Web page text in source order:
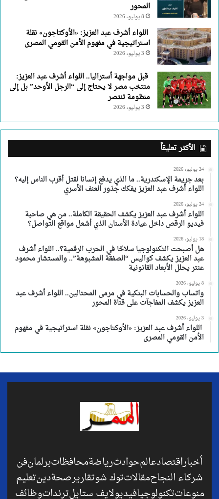
المحور
8 يوليو، 2026
اللواء أشرف عبد العزيز: «الأوكتاجون» نقلة
استراتيجية في مفهوم الأمن القومي المصرى
3 يوليو، 2026
قبل مواجهة أستراليا.. اللواء أشرف عبد العزيز:
منتخب مصر لا يحتاج إلى “الرجل الأوحد” بل إلى
منظومة تنتصر
3 يوليو، 2026
الأكثر تعليقاً
24 يوليو، 2026
بعد جريمة الإسكندرية.. ما الذي يدفع إنسانا لقتل أقرب الناس إليه؟
اللواء أشرف عبد العزيز يفكك جذور العنف الأسري
24 يوليو، 2026
اللواء أشرف عبد العزيز يكشف الحقيقة الكاملة.. من هي صاحبة
فيديو الرقص داخل عيادة الأسنان الذي أشعل مواقع التواصل؟
18 يوليو، 2026
هل أصبحت التكنولوجيا سلاحًا في الحرب الرقمية؟.. اللواء أشرف
عبد العزيز يكشف كواليس “الصفقة المشبوهة”.. والمستشار محمود
عنتر يحلل الأبعاد القانونية
8 يوليو، 2026
واتساب والحسابات البنكية في مرمى المحتالين.. اللواء أشرف عبد
العزيز يكشف المفاجآت على قناة المحور
3 يوليو، 2026
اللواء أشرف عبد العزيز: «الأوكتاجون» نقلة استراتيجية في مفهوم
الأمن القومي المصرى
أخباراقتصادعالمحوادثرياضةمحافظاتبرلمانفن
شركاء النجاحمقالاتتوك شوتقاريرصحةدينتعليم
منوعاتتكنولوجيافيديولايف ستايلترنداتوظائف